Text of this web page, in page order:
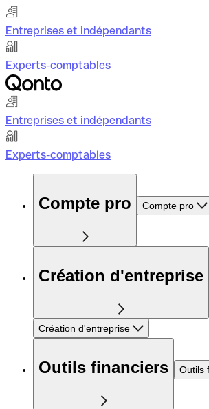
Entreprises et indépendants
Experts-comptables
Entreprises et indépendants
Experts-comptables
Compte pro Compte pro
Création d'entreprise
Création d'entreprise
Outils financiers Outils